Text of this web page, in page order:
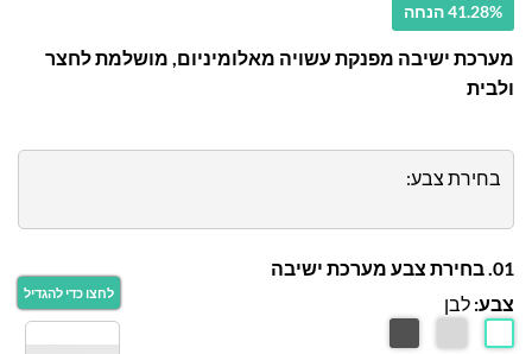
41.28% הנחה
מערכת ישיבה מפנקת עשויה מאלומיניום, מושלמת לחצר
ולבית
בחירת צבע:
01. בחירת צבע מערכת ישיבה
צבע: לבן